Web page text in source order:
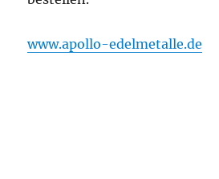
www.apollo-edelmetalle.de